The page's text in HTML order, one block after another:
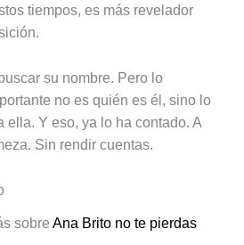
tiempos, es más revelador
su nombre. Pero lo
no es quién es él, sino lo
ella. Y eso, ya lo ha contado. A
Sin rendir cuentas.
sobreAna Brito no te pierdas